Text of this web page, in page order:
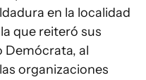
en la localidad
que reiteró sus
Demócrata, al
organizaciones